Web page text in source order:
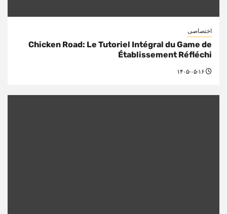
اختصاصی
Chicken Road: Le Tutoriel Intégral du Game de
Établissement Réfléchi